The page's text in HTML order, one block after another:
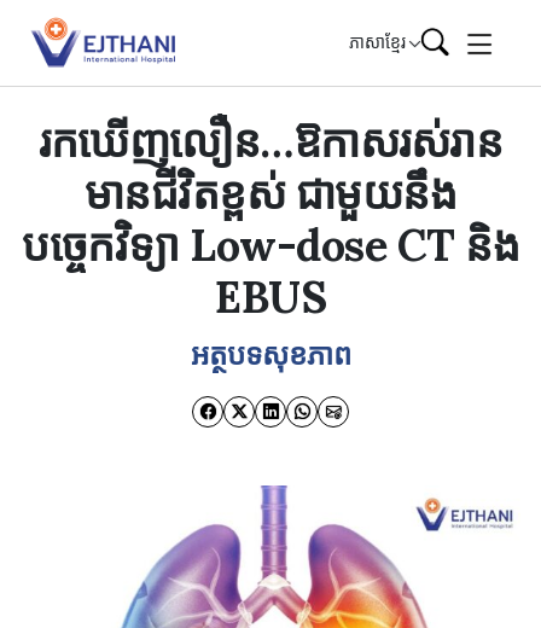
Skip to content
ភាសាខ្មែរ
រកឃើញលឿន…ឱកាសរស់រាន
មានជីវិតខ្ពស់ ជាមួយនឹង
បច្ចេកវិទ្យា Low-dose CT និង
EBUS
អត្ថបទសុខភាព